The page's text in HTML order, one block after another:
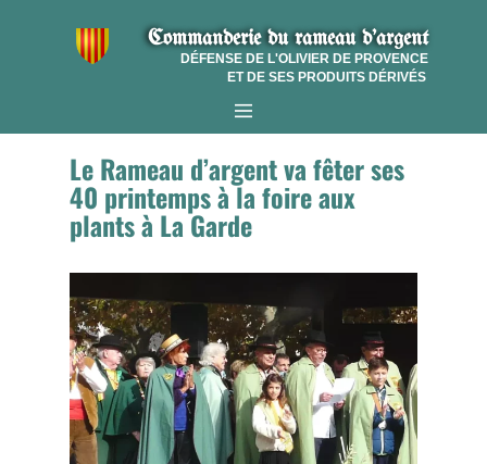
Commanderie​ du r​ameau d'argent
DÉFENSE DE L'OLIVIER DE PROVENCE
ET DE SES PRODUITS DÉRIVÉS
Le Rameau d’argent va fêter ses
40 printemps à la foire aux
plants à La Garde